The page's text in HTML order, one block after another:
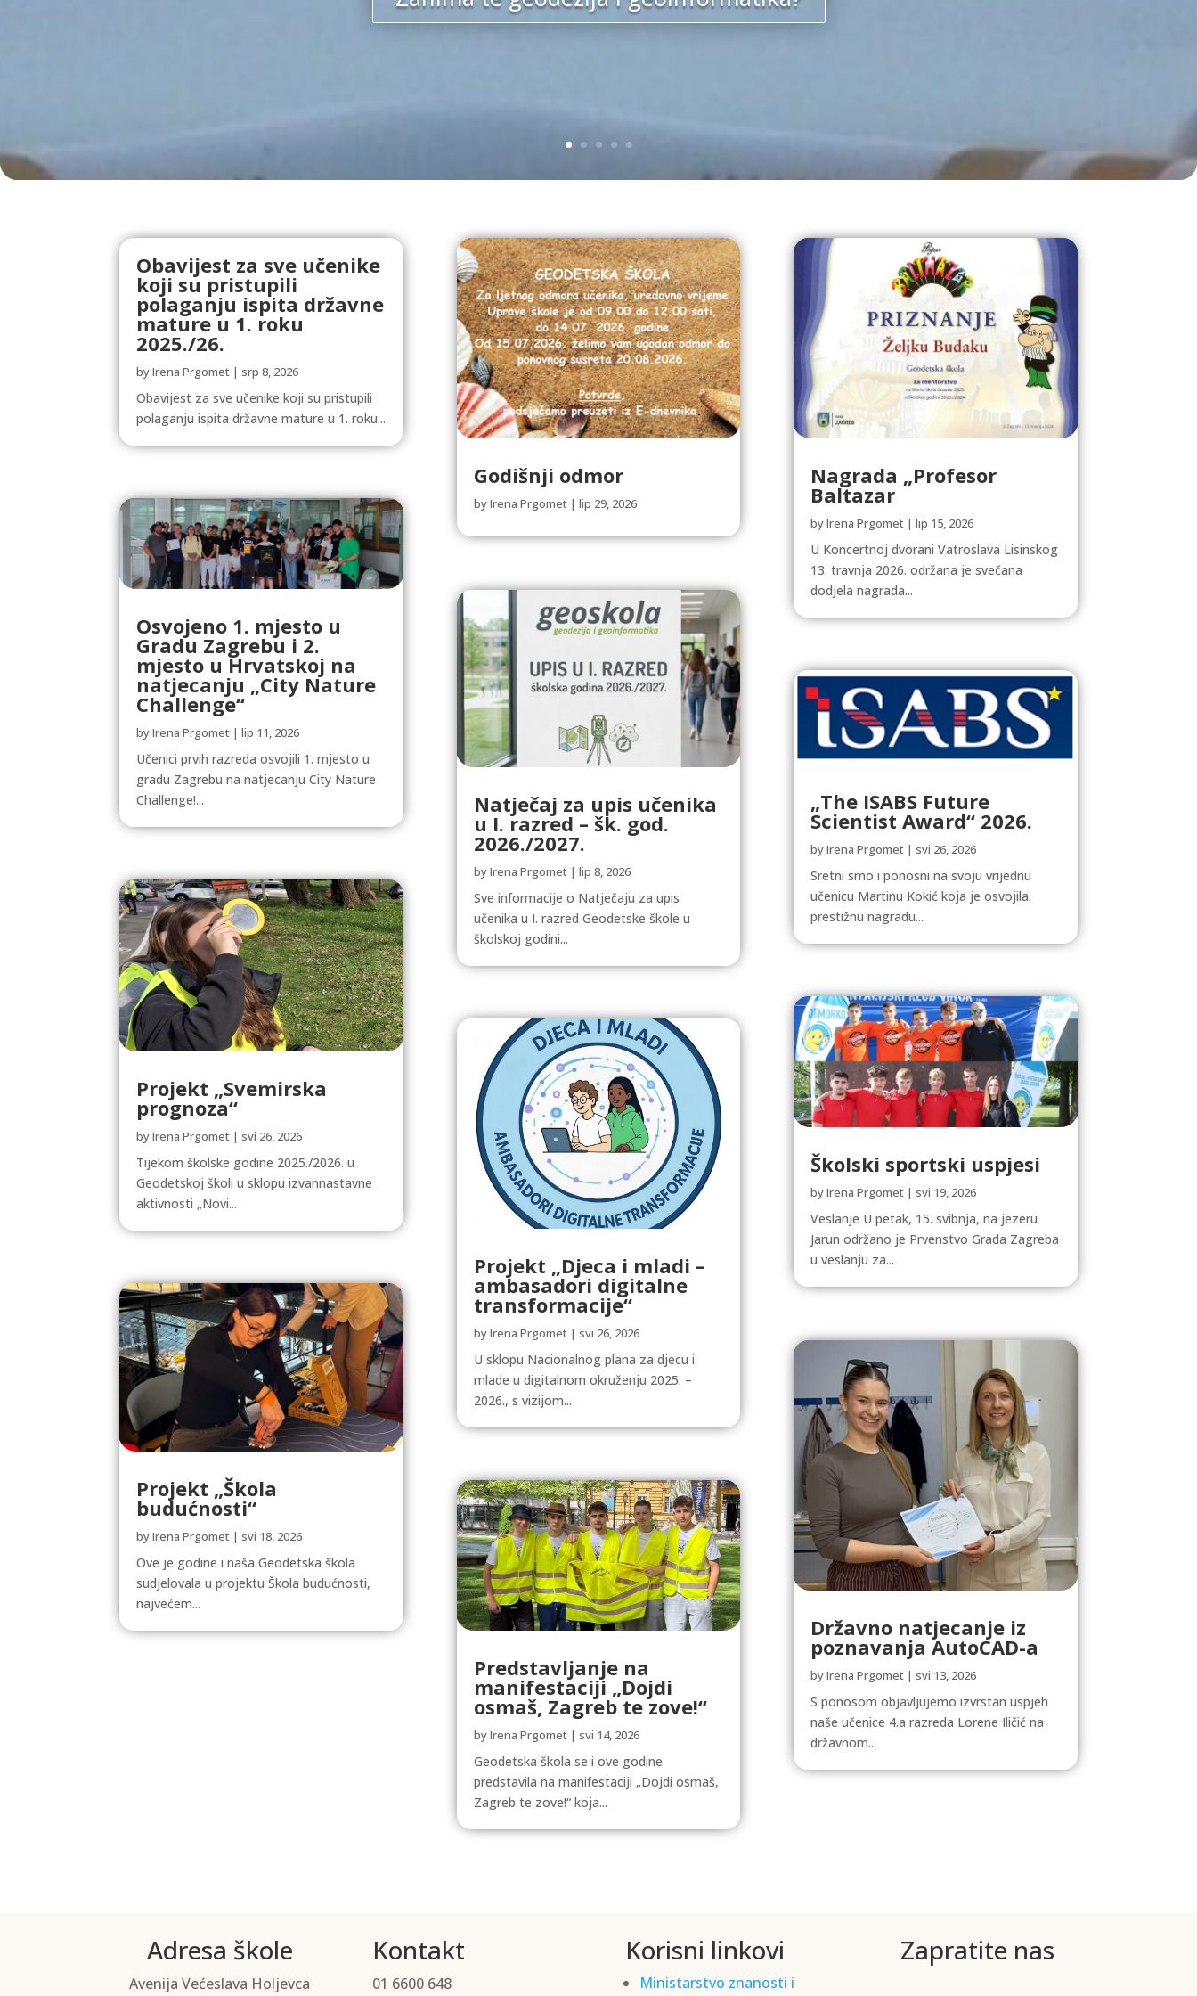
Obavijest za sve učenike
koji su pristupili
polaganju ispita državne
mature u 1. roku
2025./26.
byIrena Prgomet |srp 8, 2026
Obavijest za sve učenike koji su pristupili
polaganju ispita državne mature u 1. roku...
Osvojeno 1. mjesto u
Gradu Zagrebu i 2.
mjesto u Hrvatskoj na
natjecanju „City Nature
Challenge“
byIrena Prgomet |lip 11, 2026
Učenici prvih razreda osvojili 1. mjesto u
gradu Zagrebu na natjecanju City Nature
Challenge!...
Projekt „Svemirska
prognoza“
byIrena Prgomet |svi 26, 2026
Tijekom školske godine 2025./2026. u
Geodetskoj školi u sklopu izvannastavne
aktivnosti „Novi...
Projekt „Škola
budućnosti“
byIrena Prgomet |svi 18, 2026
Ove je godine i naša Geodetska škola
sudjelovala u projektu Škola budućnosti,
najvećem...
Godišnji odmor
byIrena Prgomet| lip 29, 2026
Natječaj za upis učenika
u I. razred – šk. god.
2026./2027.
byIrena Prgomet| lip 8, 2026
Sve informacije o Natječaju za upis
učenika u I. razred Geodetske škole u
školskoj godini...
Projekt „Djeca i mladi –
ambasadori digitalne
transformacije“
byIrena Prgomet| svi 26, 2026
U sklopu Nacionalnog plana za djecu i
mlade u digitalnom okruženju 2025. –
2026., s vizijom...
Predstavljanje na
manifestaciji „Dojdi
osmaš, Zagreb te zove!“
byIrena Prgomet| svi 14, 2026
Geodetska škola se i ove godine
predstavila na manifestaciji „Dojdi osmaš,
Zagreb te zove!“ koja...
Nagrada „Profesor
Baltazar
byIrena Prgomet| lip 15, 2026
U Koncertnoj dvorani Vatroslava Lisinskog
13. travnja 2026. održana je svečana
dodjela nagrada...
„The ISABS Future
Scientist Award“ 2026.
byIrena Prgomet| svi 26, 2026
Sretni smo i ponosni na svoju vrijednu
učenicu Martinu Kokić koja je osvojila
prestižnu nagradu...
Školski sportski uspjesi
byIrena Prgomet| svi 19, 2026
Veslanje U petak, 15. svibnja, na jezeru
Jarun održano je Prvenstvo Grada Zagreba
u veslanju za...
Državno natjecanje iz
poznavanja AutoCAD-a
byIrena Prgomet| svi 13, 2026
S ponosom objavljujemo izvrstan uspjeh
naše učenice 4.a razreda Lorene Iličić na
državnom...
Adresa škole
Avenija Većeslava Holjevca
Kontakt
01 6600 648
Korisni linkovi
Ministarstvo znanosti i
Zapratite nas